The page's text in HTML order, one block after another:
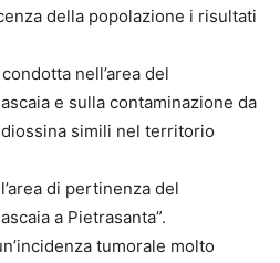
della popolazione i risultati
nell’area del
e sulla contaminazione da
diossina simili nel territorio
di pertinenza del
a Pietrasanta”.
tumorale molto